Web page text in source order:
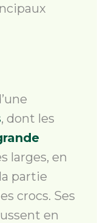
, dont les
larges, en
partie
crocs. Ses
en